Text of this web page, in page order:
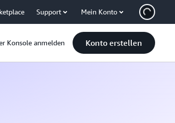
Support Mein Konto
Konsole anmelden Konto erstellen